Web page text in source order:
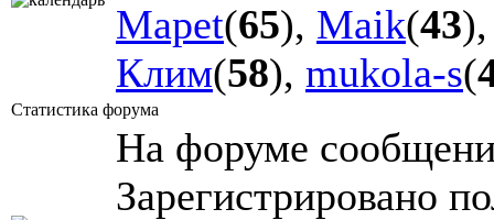
Mapet(65), Maik(43
Клим(58), mukola-s(
Статистика форума
На форуме
Зарегистрировано